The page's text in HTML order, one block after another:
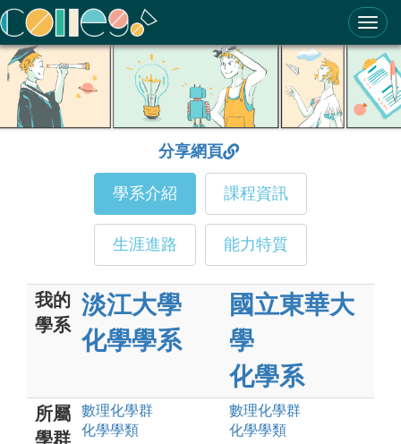
ColleGo! 大學選才與高中育才輔助系統
分享網頁
學系介紹 課程資訊
生涯進路 能力特質
我的
學系
淡江大學
化學學系
國立東華大
學
化學系
所屬
學群
數理化學群
化學學類
數理化學群
化學學類